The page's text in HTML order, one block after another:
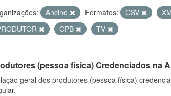
Ancine Formatos: CSV
CPB TV
(pessoa física) Credenciados na
geral dos produtores (pessoa física)